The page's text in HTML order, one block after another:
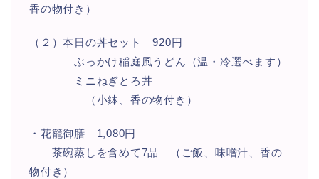
香の物付き）
（２）本日の丼セット 920円
ぶっかけ稲庭風うどん（温・冷選べます）
ミニねぎとろ丼
（小鉢、香の物付き）
・花籠御膳 1,080円
茶碗蒸しを含めて7品 （ご飯、味噌汁、香の
物付き）